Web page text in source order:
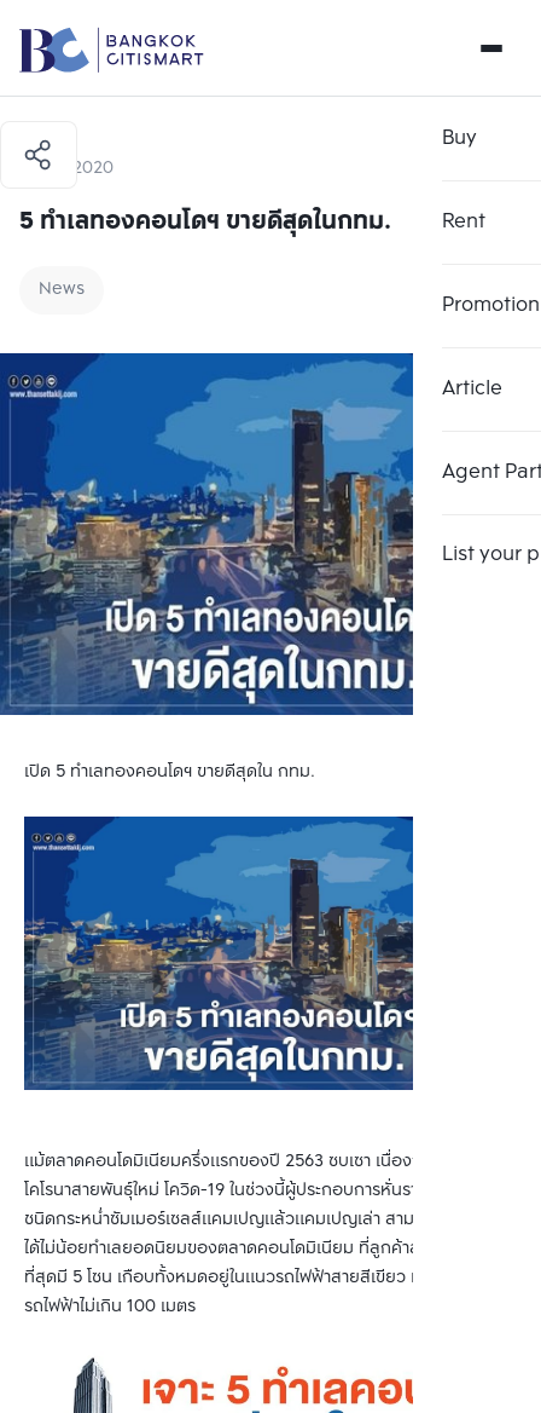
Buy
Rent
Promotion
Article
Agent
List your
8 May 2020
5 ทำเลทองคอนโดฯ ขายดีสุดในกทม.
News
เปิด 5 ทำเลทองคอนโดฯ ขายดีสุดใน กทม.
แม้ตลาดคอนโดมิเนียมครึ่งแรกของปี 2563 ซบเซา เนื่องจากเชื้อไวรัส
โคโรนาสายพันธ์ุใหม่ โควิด-19 ในช่วงนี้ผู้ประกอบการหั่นราคาห้องชุด
ชนิดกระหน่ำซัมเมอร์เซลส์แคมเปญแล้วแคมเปญเล่า สามารถเรียกลูกค้า
ได้ไม่น้อยทำเลยอดนิยมของตลาดคอนโดมิเนียม ที่ลูกค้าสนใจซื้อมาก
ที่สุดมี 5 โซน เกือบทั้งหมดอยู่ในแนวรถไฟฟ้าสายสีเขียว และใกล้สถานี
รถไฟฟ้าไม่เกิน 100 เมตร